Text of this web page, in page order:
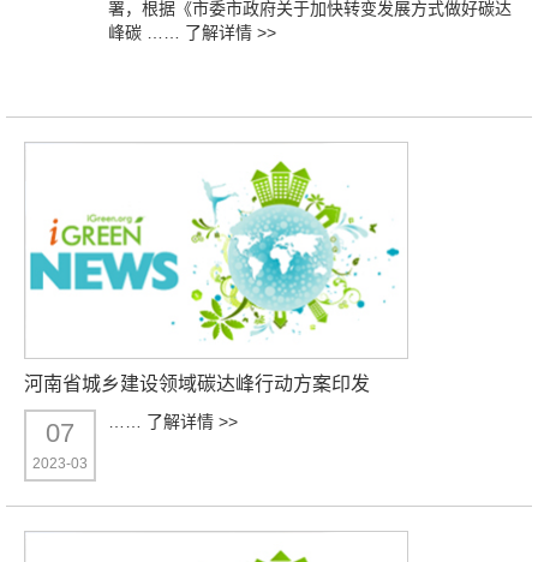
署，根据《市委市政府关于加快转变发展方式做好碳达
峰碳 …… 了解详情 >>
河南省城乡建设领域碳达峰行动方案印发
07
2023-03
…… 了解详情 >>